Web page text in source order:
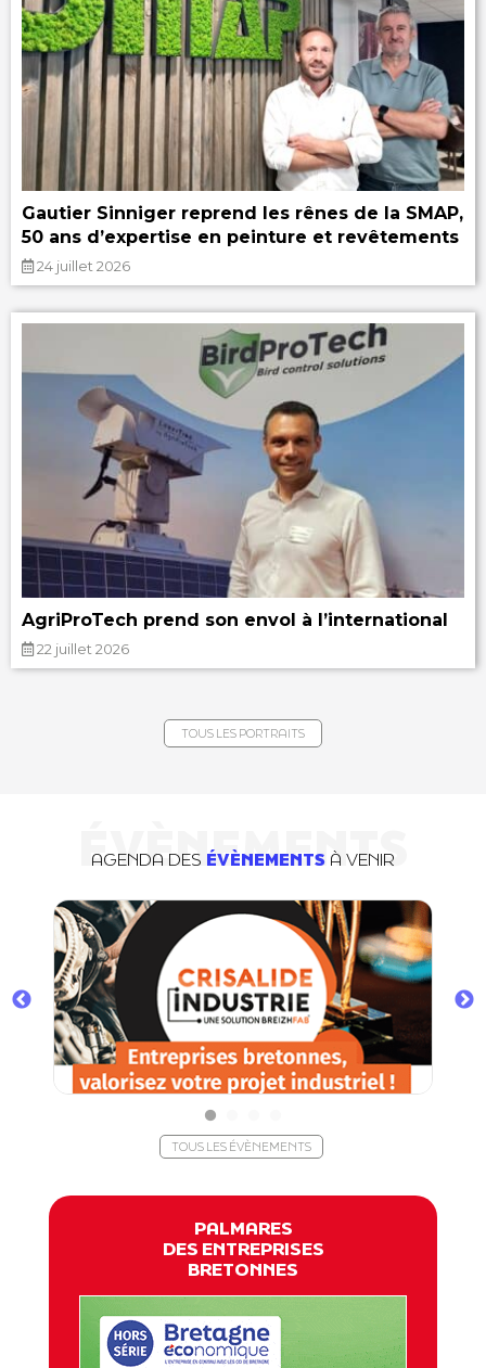
Gautier Sinniger reprend les rênes de la SMAP,
50 ans d’expertise en peinture et revêtements
24 juillet 2026
AgriProTech prend son envol à l’international
22 juillet 2026
TOUS LES PORTRAITS
ÉVÈNEMENTS
AGENDA DES ÉVÈNEMENTS À VENIR
TOUS LES ÉVÈNEMENTS
PALMARES
DES ENTREPRISES
BRETONNES